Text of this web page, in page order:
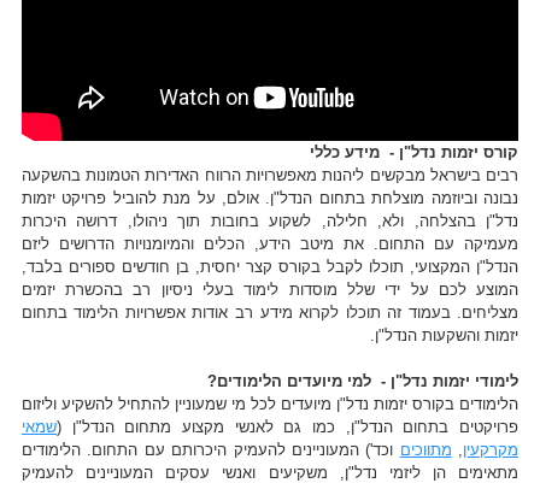
קורס יזמות נדל"ן - מידע כללי
רבים בישראל מבקשים ליהנות מאפשרויות הרווח האדירות הטמונות בהשקעה
נבונה וביוזמה מוצלחת בתחום הנדל"ן. אולם, על מנת להוביל פרויקט יזמות
נדל"ן בהצלחה, ולא, חלילה, לשקוע בחובות תוך ניהולו, דרושה היכרות
מעמיקה עם התחום. את מיטב הידע, הכלים והמיומנויות הדרושים ליזם
הנדל"ן המקצועי, תוכלו לקבל בקורס קצר יחסית, בן חודשים ספורים בלבד,
המוצע לכם על ידי שלל מוסדות לימוד בעלי ניסיון רב בהכשרת יזמים
מצליחים. בעמוד זה תוכלו לקרוא מידע רב אודות אפשרויות הלימוד בתחום
יזמות והשקעות הנדל"ן.
לימודי יזמות נדל"ן - למי מיועדים הלימודים?
הלימודים בקורס יזמות נדל"ן מיועדים לכל מי שמעוניין להתחיל להשקיע וליזום
פרויקטים בתחום הנדל"ן, כמו גם לאנשי מקצוע מתחום הנדל"ן (שמאי
מקרקעין
מתווכים וכד') המעוניינים להעמיק היכרותם עם התחום. הלימודים
מתאימים הן ליזמי נדל"ן, משקיעים ואנשי עסקים המעוניינים להעמיק